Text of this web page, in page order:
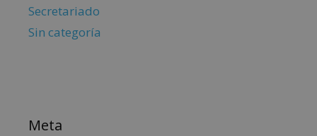
Secretariado
Sin categoría
Meta